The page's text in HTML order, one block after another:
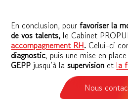
En conclusion, pourfavoriser la
de vos talents,le Cabinet
accompagnement RH. Celui-ci
diagnostic, puis une mise en
GEPP jusqu’à lasupervision et la
Nous